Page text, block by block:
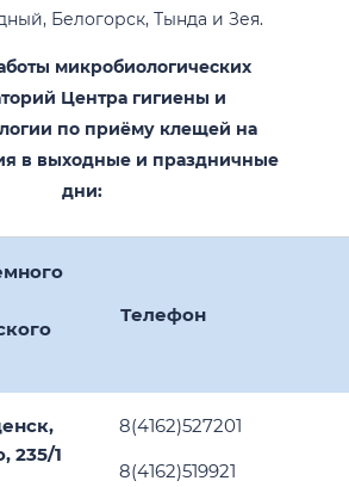
Белогорск, Тында и Зея.
микробиологических
Центра гигиены и
по приёму клещей на
в выходные и праздничные
дни:
Телефон
235/1
8(4162)527201
8(4162)519921